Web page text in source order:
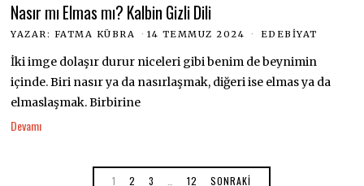
Nasır mı Elmas mı? Kalbin Gizli Dili
YAZAR: FATMA KÜBRA 14 TEMMUZ 2024 EDEBIYAT
İki imge dolaşır durur niceleri gibi benim de beynimin
içinde. Biri nasır ya da nasırlaşmak, diğeri ise elmas ya da
elmaslaşmak. Birbirine
Devamı
1 2 3 12 SONRAKI